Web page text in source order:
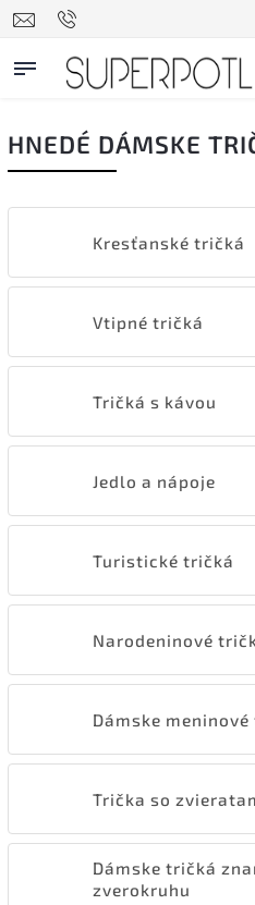
HNEDÉ DÁMSKE
Kresťanské tričká
Vtipné tričká
Tričká s kávou
Jedlo a nápoje
Turistické tričká
Narodeninové
Dámske
Trička so
Dámske tričká
zverokruhu